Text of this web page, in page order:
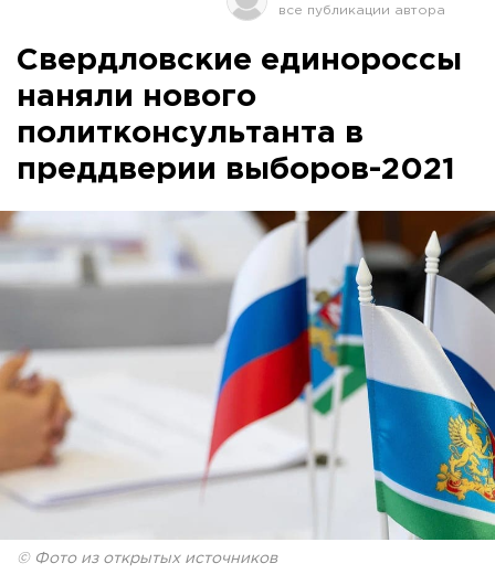
Свердловские единороссы
наняли нового
политконсультанта в
преддверии выборов-2021
© Фото из открытых источников